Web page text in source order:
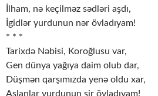
İlham, nə keçilməz sədləri aşdı,
İgidlər yurdunun nər övladıyam!
* * *
Tarixdə Nəbisi, Koroğlusu var,
Gen dünya yağıya daim olub dar,
Düşmən qarşımızda yenə oldu xar,
Aslanlar yurdunun şir övladıyam!